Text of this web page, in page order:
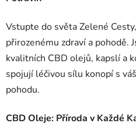
Vstupte do světa Zelené
přirozenému zdraví a pohodě.
kvalitních CBD olejů, kapslí a
spojují léčivou sílu konopí s
pohodu.
CBD Oleje: Příroda v Každé